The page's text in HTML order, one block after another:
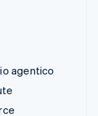
agentico